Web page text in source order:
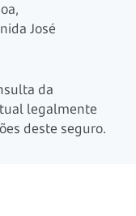
José
da
legalmente
deste seguro.